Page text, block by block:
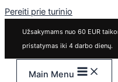
Pereiti prie turinio
Užsakymams nuo 60 EUR
pristatymas iki 4 darbo dienų.
Main Menu